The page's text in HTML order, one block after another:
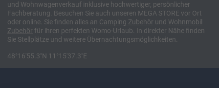
und Wohnwagenverkauf inklusive hochwertiger, persönlicher
Fachberatung. Besuchen Sie auch unseren MEGA STORE vor Ort
oder online. Sie finden alles an Camping Zubehör und Wohnmobil
Zubehör für ihren perfekten Womo-Urlaub. In direkter Nähe finden
Sie Stellplätze und weitere Übernachtungsmöglichkeiten.
48°16'55.3"N 11°15'37.3"E